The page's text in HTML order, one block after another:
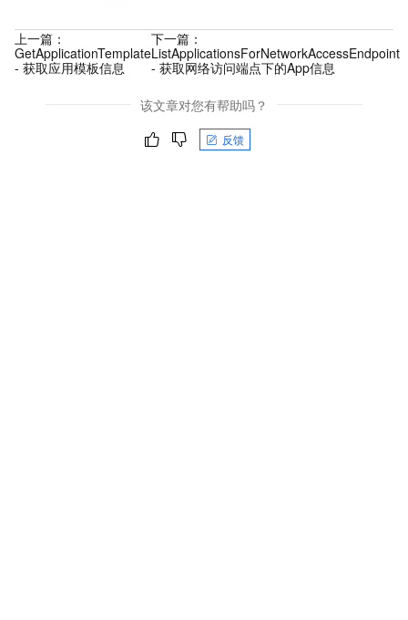
上一篇：
GetApplicationTemplate
- 获取应用模板信息
下一篇：
ListApplicationsForNetworkAccessEndpoint
- 获取网络访问端点下的App信息
该文章对您有帮助吗？
反馈